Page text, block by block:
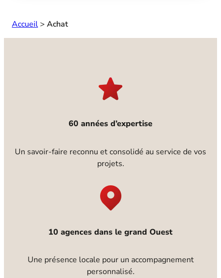
Accueil > Achat
60 années d’expertise
Un savoir-faire reconnu et consolidé au service de vos
projets.
10 agences dans le grand Ouest
Une présence locale pour un accompagnement
personnalisé.